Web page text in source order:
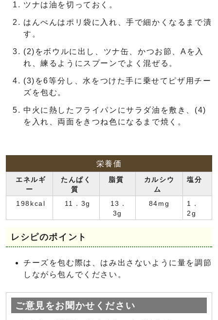
ツナは油を切っておく。
はんぺんはポリ袋に入れ、手で細かくなるまで潰
す。
(2)をボウルに出し、ツナ缶、かつお節、Aを入
れ、練るようにスプーンでよく混ぜる。
(3)を6等分し、水をつけた手に乗せてピザ用チー
ズを包む。
中火に熱したフライパンにサラダ油を敷き、(4)
を入れ、両面をきつね色になるまで焼く。
栄養価
エネルギ
ー
たんぱく
質
脂質
カルシウ
ム
塩分
198kcal 11．3g
13．
3g
84mg
1．
2g
レシピのポイント
チーズを包む際は、はみ出さないように量を調節
しながら包んでください。
ご意見をお聞かせください